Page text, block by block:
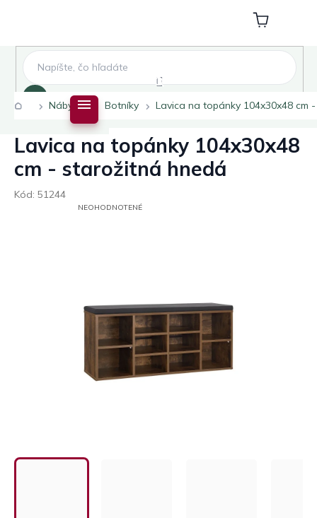
Nákupný
košík
Domov
Nábytok Botníky Lavica na topánky 104x30x48 cm
Lavica na topánky 104x30x48
cm - starožitná hnedá
Kód: 51244
PRIEMERNÉNEOHODNOTENÉ